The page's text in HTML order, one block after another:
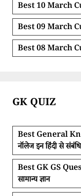
Best 10 March
Best 09 March
Best 08 March
GK QUIZ
Best General
नॉलेज इन हिंदी से
Best GK GS
सामान्य ज्ञान